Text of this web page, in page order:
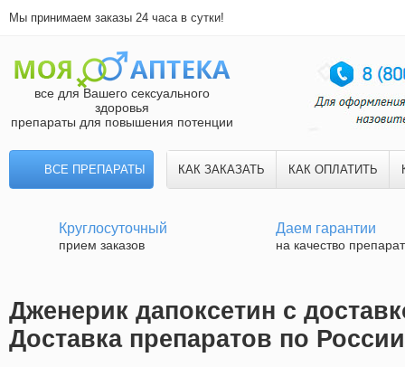
Мы принимаем заказы 24 часа в сутки!
все для Вашего сексуального
здоровья
препараты для повышения потенции
ВСЕ ПРЕПАРАТЫ КАК ЗАКАЗАТЬ КАК ОПЛАТИТЬ
Круглосуточный
прием заказов
Даем гарантии
на качество
Дженерик дапоксетин с
Доставка препаратов по России